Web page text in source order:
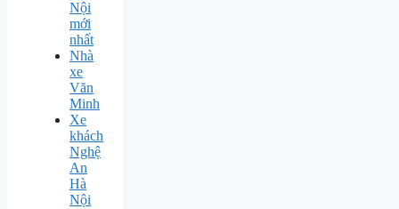
Nội
mới
nhất
Nhà
xe
Văn
Minh
Xe
khách
Nghệ
An
Hà
Nội